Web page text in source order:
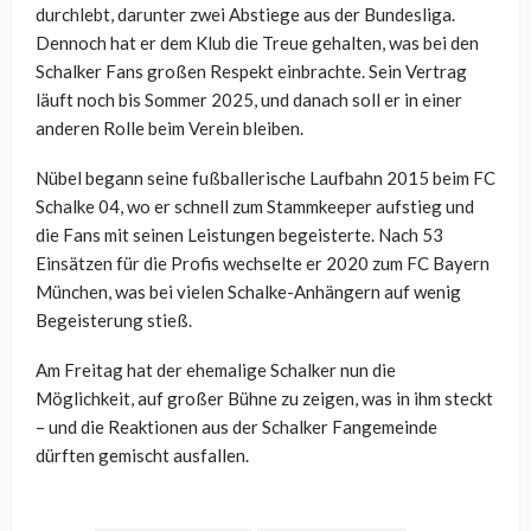
durchlebt, darunter zwei Abstiege aus der Bundesliga.
Dennoch hat er dem Klub die Treue gehalten, was bei den
Schalker Fans großen Respekt einbrachte. Sein Vertrag
läuft noch bis Sommer 2025, und danach soll er in einer
anderen Rolle beim Verein bleiben.
Nübel begann seine fußballerische Laufbahn 2015 beim FC
Schalke 04, wo er schnell zum Stammkeeper aufstieg und
die Fans mit seinen Leistungen begeisterte. Nach 53
Einsätzen für die Profis wechselte er 2020 zum FC Bayern
München, was bei vielen Schalke-Anhängern auf wenig
Begeisterung stieß.
Am Freitag hat der ehemalige Schalker nun die
Möglichkeit, auf großer Bühne zu zeigen, was in ihm steckt
– und die Reaktionen aus der Schalker Fangemeinde
dürften gemischt ausfallen.